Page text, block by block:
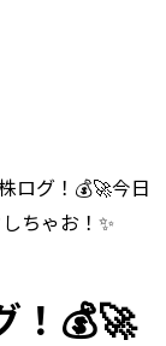
ログ！💰🚀今日
ちゃお！✨
！💰🚀